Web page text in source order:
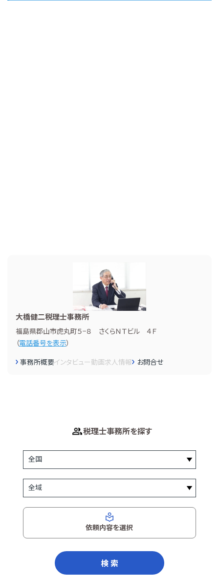
大橋健二税理士事務所
福島県郡山市虎丸町５−８ さくらＮＴビル ４Ｆ
（電話番号を表示）
事務所概要インタビュー動画求人情報 お問合せ
税理士事務所を探す
依頼内容を選択
検 索